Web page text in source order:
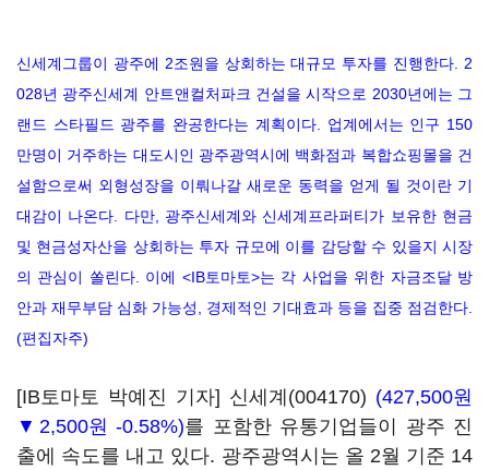
신세계그룹이 광주에 2조원을 상회하는 대규모 투자를 진행한다. 2
028년 광주신세계 안트앤컬처파크 건설을 시작으로 2030년에는 그
랜드 스타필드 광주를 완공한다는 계획이다. 업계에서는 인구 150
만명이 거주하는 대도시인 광주광역시에 백화점과 복합쇼핑몰을 건
설함으로써 외형성장을 이뤄나갈 새로운 동력을 얻게 될 것이란 기
대감이 나온다. 다만, 광주신세계와 신세계프라퍼티가 보유한 현금
및 현금성자산을 상회하는 투자 규모에 이를 감당할 수 있을지 시장
의 관심이 쏠린다. 이에 <IB토마토>는 각 사업을 위한 자금조달 방
안과 재무부담 심화 가능성, 경제적인 기대효과 등을 집중 점검한다.
(편집자주)
[IB토마토 박예진 기자] 신세계(004170) (427,500원
▼2,500원 -0.58%)를 포함한 유통기업들이 광주 진
출에 속도를 내고 있다. 광주광역시는 올 2월 기준 14